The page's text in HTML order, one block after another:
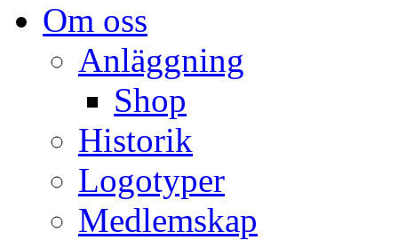
Om oss
Anläggning
Shop
Historik
Logotyper
Medlemskap